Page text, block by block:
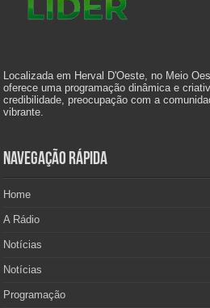
Localizada em Herval D'Oeste, no Meio
oferece uma programação dinâmica e
credibilidade, preocupação com a
vibrante.
Navegação Rápida
Home
A Rádio
Notícias
Notícias
Programação